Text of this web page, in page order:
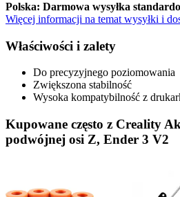
Polska: Darmowa wysyłka
Więcej informacji na temat wysyłki i
Właściwości i zalety
Do precyzyjnego poziomowania
Zwiększona stabilność
Wysoka kompatybilność z
Kupowane często z Creality
podwójnej osi Z, Ender 3 V2